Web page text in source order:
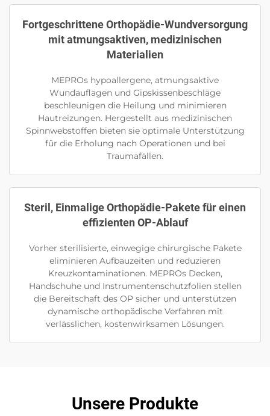
Fortgeschrittene Orthopädie-Wundversorgung
mit atmungsaktiven, medizinischen
Materialien
MEPROs hypoallergene, atmungsaktive
Wundauflagen und Gipskissenbeschläge
beschleunigen die Heilung und minimieren
Hautreizungen. Hergestellt aus medizinischen
Spinnwebstoffen bieten sie optimale Unterstützung
für die Erholung nach Operationen und bei
Traumafällen.
Steril, Einmalige Orthopädie-Pakete für einen
effizienten OP-Ablauf
Vorher sterilisierte, einwegige chirurgische Pakete
eliminieren Aufbauzeiten und reduzieren
Kreuzkontaminationen. MEPROs Decken,
Handschuhe und Instrumentenschutzfolien stellen
die Bereitschaft des OP sicher und unterstützen
dynamische orthopädische Verfahren mit
verlässlichen, kostenwirksamen Lösungen.
Unsere Produkte